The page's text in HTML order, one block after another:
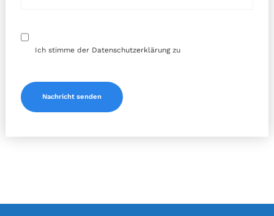
Ich stimme der Datenschutzerklärungzu